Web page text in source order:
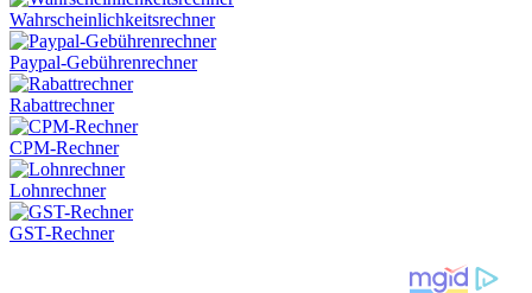
Wahrscheinlichkeitsrechner
Paypal-Gebührenrechner
Rabattrechner
CPM-Rechner
Lohnrechner
GST-Rechner